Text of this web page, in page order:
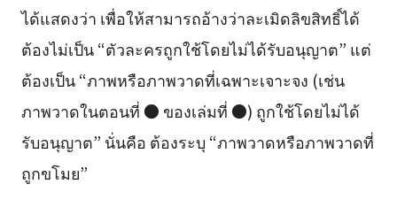
ได้แสดงว่า เพื่อให้สามารถอ้างว่าละเมิดลิขสิทธิ์ได้
ต้องไม่เป็น “ตัวละครถูกใช้โดยไม่ได้รับอนุญาต” แต่
ต้องเป็น “ภาพหรือภาพวาดที่เฉพาะเจาะจง (เช่น
ภาพวาดในตอนที่ ● ของเล่มที่ ●) ถูกใช้โดยไม่ได้
รับอนุญาต” นั่นคือ ต้องระบุ “ภาพวาดหรือภาพวาดที่
ถูกขโมย”